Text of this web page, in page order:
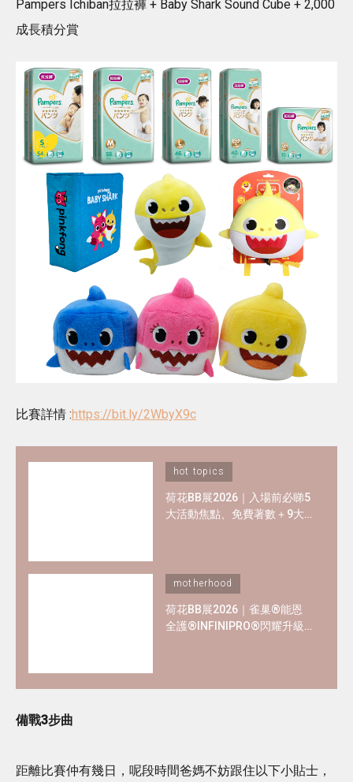
Pampers Ichiban拉拉褲 + Baby Shark Sound Cube + 2,000
成長積分賞
比賽詳情 :https://bit.ly/2WbyX9c
hot topics
荷花BB展2026｜入場前必睇5
大活動焦點、免費著數＋9大
motherhood
荷花BB展2026｜雀巢®能恩
全護®INFINIPRO®閃耀升級
備戰3步曲
距離比賽仲有幾日，呢段時間爸媽不妨跟住以下小貼士，